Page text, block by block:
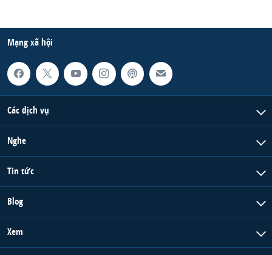
Mạng xã hội
Các dịch vụ
Nghe
Tin tức
Blog
Xem